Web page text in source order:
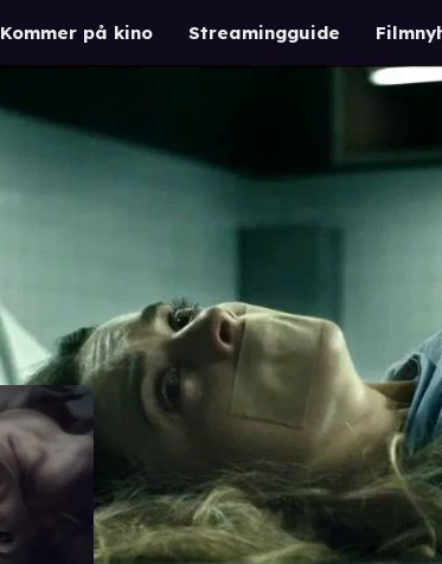
Kommer på kino Streamingguide